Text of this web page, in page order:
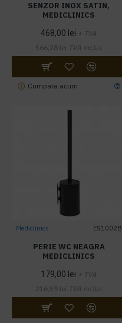
SENZOR INOX SATIN,
MEDICLINICS
468,00 lei + TVA
566,28 lei TVA inclus
Cumpara acum
Mediclinics ES1002B
PERIE WC NEAGRA
MEDICLINICS
179,00 lei + TVA
216,59 lei TVA inclus